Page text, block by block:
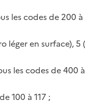
les codes de 200
léger en surface),
les codes de 400
100 à 117 ;